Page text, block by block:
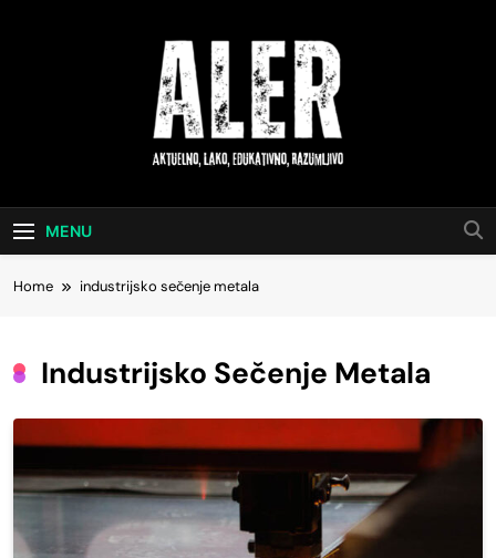
Aktuelno, Lako,
Edukativno,
Razumljivo
MENU
Home industrijsko sečenje metala
Industrijsko Sečenje Metala